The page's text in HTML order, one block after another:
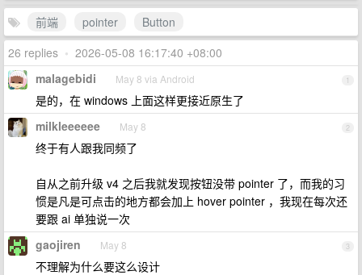
前端 pointer
Button
26 replies • 2026-05-08 16:17:40 +08:00
1
malagebidi May 8 via Android
是的，在 windows 上面这样更接近原生了
2
milkleeeeee May 8
终于有人跟我同频了
自从之前升级 v4 之后我就发现按钮没带 pointer 了，而我的习
惯是凡是可点击的地方都会加上 hover pointer ，我现在每次还
要跟 ai 单独说一次
3
gaojiren May 8
不理解为什么要这么设计